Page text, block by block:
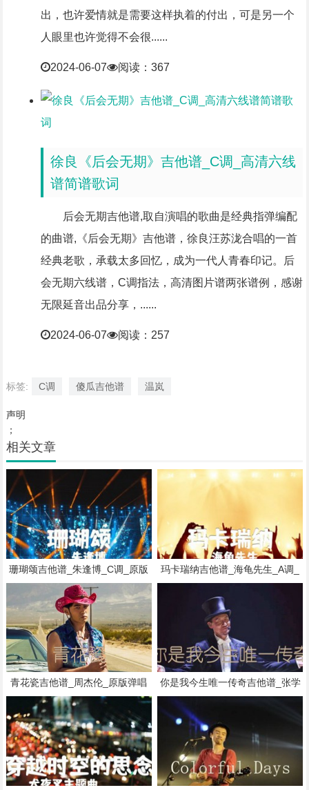
出，也许爱情就是需要这样执着的付出，可是另一个
人眼里也许觉得不会很......
2024-06-07 阅读：367
徐良《后会无期》吉他谱_C调_高清六线
谱简谱歌词
后会无期吉他谱,取自演唱的歌曲是经典指弹编配
的曲谱,《后会无期》吉他谱，徐良汪苏泷合唱的一首
经典老歌，承载太多回忆，成为一代人青春印记。后
会无期六线谱，C调指法，高清图片谱两张谱例，感谢
无限延音出品分享，......
2024-06-07 阅读：257
标签: C调 傻瓜吉他谱 温岚
声明
；
相关文章
珊瑚颂吉他谱_朱逢博_C调_原版
弹唱吉他简谱
玛卡瑞纳吉他谱_海龟先生_A调_
原版指弹吉他简谱
青花瓷吉他谱_周杰伦_原版弹唱
吉他简谱
你是我今生唯一传奇吉他谱_张学
友_D调_原版指弹吉他简谱